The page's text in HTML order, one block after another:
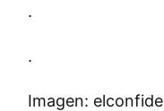
.
.
Imagen: